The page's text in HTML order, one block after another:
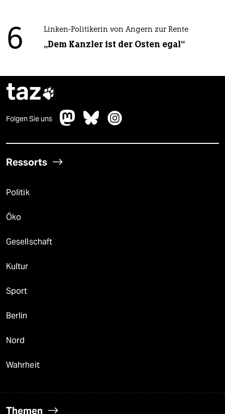
6 Linken-Politikerin von Angern zur Rente
„Dem Kanzler ist der Osten egal“
taz
Folgen Sie uns
Ressorts
Politik
Öko
Gesellschaft
Kultur
Sport
Berlin
Nord
Wahrheit
Themen